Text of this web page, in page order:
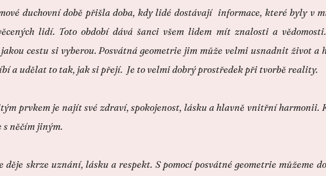
duchovní době přišla doba, kdy lidé dostávají informace, které byly v
lidí. Toto období dává šanci všem lidem mít znalosti a
cestu si vyberou. Posvátná geometrie jim může velmi usnadnit život a
a udělat to tak, jak si přejí. Je to velmi dobrý prostředek při tvorbě reality.
prvkem je najít své zdraví, spokojenost, lásku a hlavně vnitřní harmonii.
s něčím jiným.
děje skrze uznání, lásku a respekt. S pomocí posvátné geometrie můžeme